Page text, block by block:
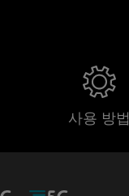
사용 방법